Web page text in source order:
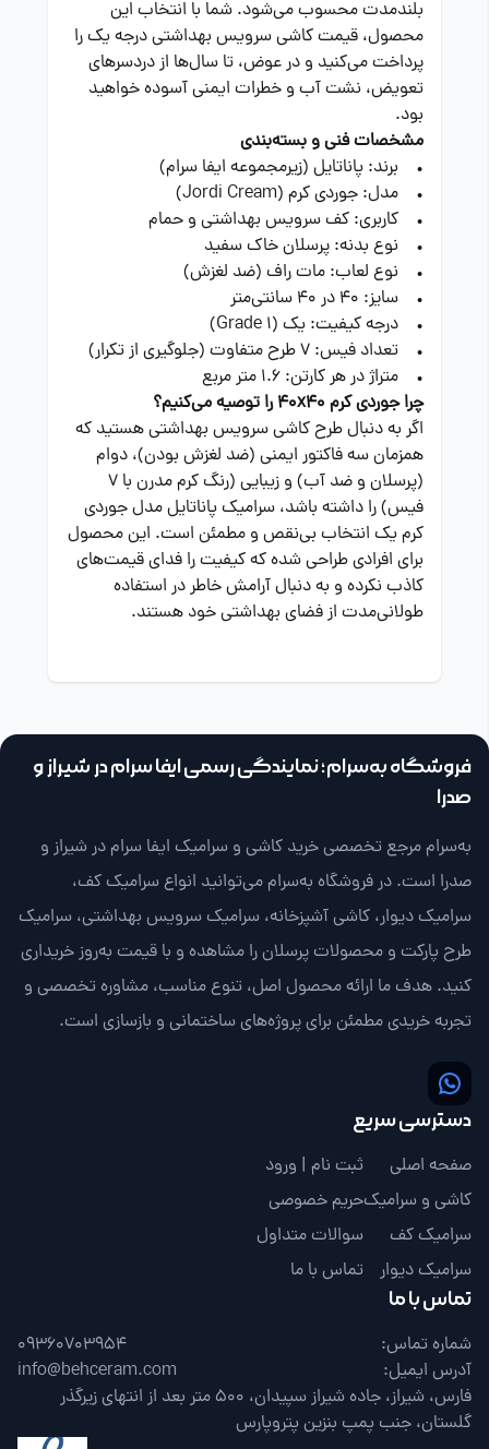
بلندمدت محسوب می‌شود. شما با انتخاب این
محصول، قیمت کاشی سرویس بهداشتی درجه یک را
پرداخت می‌کنید و در عوض، تا سال‌ها از دردسرهای
تعویض، نشت آب و خطرات ایمنی آسوده خواهید
بود.
مشخصات فنی و بسته‌بندی
• برند: پاناتایل (زیرمجموعه ایفا سرام)
• مدل: جوردی کرم (Jordi Cream)
• کاربری: کف سرویس بهداشتی و حمام
• نوع بدنه: پرسلان خاک سفید
• نوع لعاب: مات راف (ضد لغزش)
• سایز: 40 در 40 سانتی‌متر
• درجه کیفیت: یک (Grade 1)
• تعداد فیس: 7 طرح متفاوت (جلوگیری از تکرار)
• متراژ در هر کارتن: 1.6 متر مربع
چرا جوردی کرم 40x40 را توصیه می‌کنیم؟
اگر به دنبال طرح کاشی سرویس بهداشتی هستید که
همزمان سه فاکتور ایمنی (ضد لغزش بودن)، دوام
(پرسلان و ضد آب) و زیبایی (رنگ کرم مدرن با 7
فیس) را داشته باشد، سرامیک پاناتایل مدل جوردی
کرم یک انتخاب بی‌نقص و مطمئن است. این محصول
برای افرادی طراحی شده که کیفیت را فدای قیمت‌های
کاذب نکرده و به دنبال آرامش خاطر در استفاده
طولانی‌مدت از فضای بهداشتی خود هستند.
فروشگاه به‌سرام؛ نمایندگی رسمی ایفا سرام در شیراز و
صدرا
به‌سرام مرجع تخصصی خرید کاشی و سرامیک ایفا سرام در شیراز و
صدرا است. در فروشگاه به‌سرام می‌توانید انواع سرامیک کف،
سرامیک دیوار، کاشی آشپزخانه، سرامیک سرویس بهداشتی، سرامیک
طرح پارکت و محصولات پرسلان را مشاهده و با قیمت به‌روز خریداری
کنید. هدف ما ارائه محصول اصل، تنوع مناسب، مشاوره تخصصی و
تجربه خریدی مطمئن برای پروژه‌های ساختمانی و بازسازی است.
دسترسی سریع
صفحه اصلی
کاشی و سرامیک
سرامیک کف
سرامیک دیوار
ثبت نام | ورود
حریم خصوصی
سوالات متداول
تماس با ما
تماس با ما
شماره تماس:
09360703954
آدرس ایمیل:
info@behceram.com
فارس، شیراز، جاده شیراز سپیدان، 500 متر بعد از انتهای زیرگذر
گلستان، جنب پمپ بنزین پتروپارس